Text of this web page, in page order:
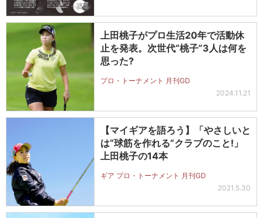
上田桃子がプロ生活20年で活動休
止を発表。次世代“桃子”3人は何を
思った?
プロ・トーナメント 月刊GD
2024.11.21
【マイギアを語ろう】「やさしいと
は“球筋を作れる”クラブのこと!」
上田桃子の14本
ギア プロ・トーナメント 月刊GD
2021.5.30